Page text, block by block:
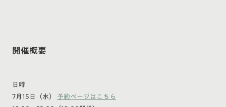
開催概要
日時
7月15日（水） 予約ページはこちら